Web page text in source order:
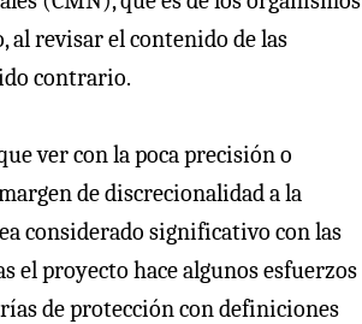
al revisar el contenido de las
contrario.
ver con la poca precisión o
de discrecionalidad a la
considerado significativo con las
el proyecto hace algunos esfuerzos
de protección con definiciones